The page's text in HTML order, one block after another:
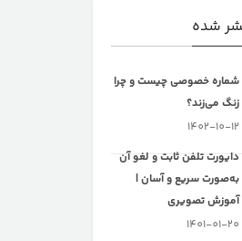
شده
شماره خصوصی چیست و چرا
زنگ می‌زند؟
1402-10-12
دایورت تلفن ثابت و لغو آن
به‌صورت سریع و آسان |
آموزش تصویری
1401-01-20